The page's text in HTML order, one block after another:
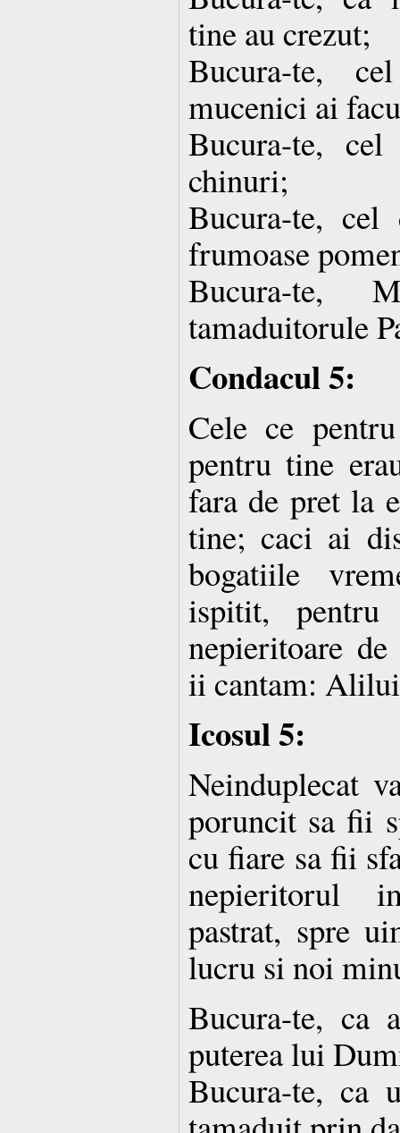
tine au crezut;
Bucura-te,
mucenici ai
Bucura-te,
chinuri;
Bucura-te,
frumoase
Bucura-te,
tamaduitorule
Condacul 5:
Cele ce
pentru tine
fara de pret la
tine; caci ai
bogatiile
ispitit, pentru
nepieritoare
ii cantam:
Icosul 5:
Neinduplecat
poruncit sa fii
cu fiare sa fii
nepieritorul
pastrat, spre
lucru si noi
Bucura-te, ca
puterea lui
Bucura-te, ca